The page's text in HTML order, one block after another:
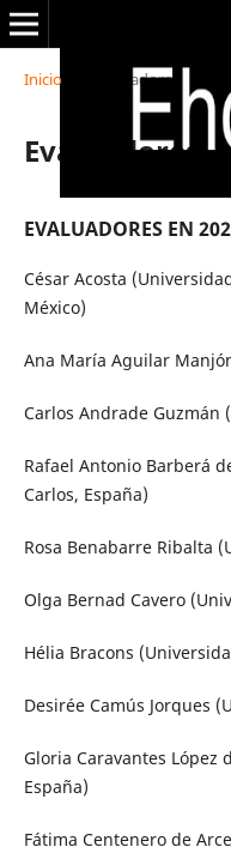
Inicio Evaluadores
Evaluadores
EVALUADORES EN
César Acosta
México)
Ana María Aguilar
Carlos Andrade Guzmán
Rafael Antonio Barberá
Carlos, España)
Rosa Benabarre Ribalta
Olga Bernad Cavero
Hélia Bracons
Desirée Camús Jorques
Gloria Caravantes López
España)
Fátima Centenero de